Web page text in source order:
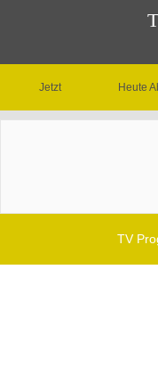
Jetzt Heute
TV